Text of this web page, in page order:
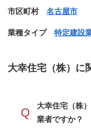
市区町村 名古屋市
業種タイプ 特定建設
大幸住宅（株）に
Q
大幸住宅（株
業者ですか？